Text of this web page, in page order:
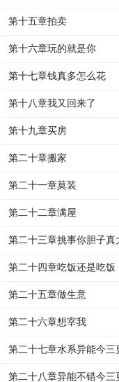
第十五章拍卖
第十六章玩的就是你
第十七章钱真多怎么花
第十八章我又回来了
第十九章买房
第二十章搬家
第二十一章莫装
第二十二章满屋
第二十三章挑事你胆子真
第二十四章吃饭还是吃饭
第二十五章做生意
第二十六章想宰我
第二十七章水系异能今三
第二十八章异能不错今三